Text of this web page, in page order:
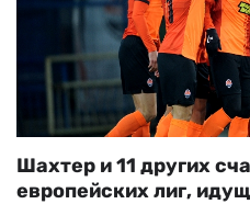
РІЗНЕ
БУКМЕКЕРИ
Шахтер и 11 других
европейских лиг,